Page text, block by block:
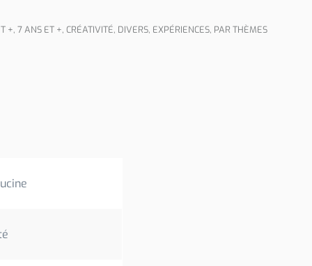
+, 7 ANS ET +, CRÉATIVITÉ, DIVERS, EXPÉRIENCES, PAR THÈMES